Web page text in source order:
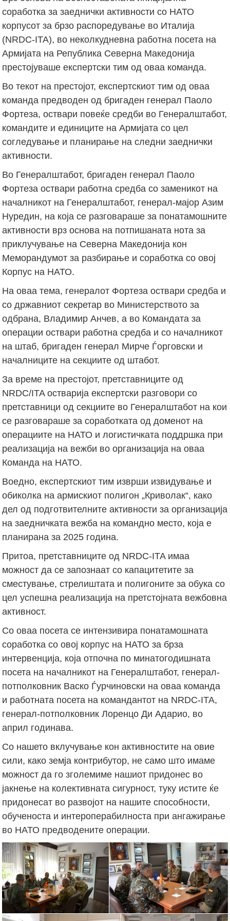
соработка за заеднички активности со НАТО
корпусот за брзо распоредување во Италија
(NRDC-ITA), во неколкудневна работна посета на
Армијата на Република Северна Македонија
престојуваше експертски тим од оваа команда.
Во текот на престојот, експертскиот тим од оваа
команда предводен од бригаден генерал Паоло
Фортеза, оствари повеќе средби во Генералштабот,
командите и единиците на Армијата со цел
согледување и планирање на следни заеднички
активности.
Во Генералштабот, бригаден генерал Паоло
Фортеза оствари работна средба со заменикот на
началникот на Генералштабот, генерал-мајор Азим
Нуредин, на која се разговараше за понатамошните
активности врз основа на потпишаната нота за
приклучување на Северна Македонија кон
Меморандумот за разбирање и соработка со овој
Корпус на НАТО.
На оваа тема, генералот Фортеза оствари средба и
со државниот секретар во Министерството за
одбрана, Владимир Анчев, а во Командата за
операции оствари работна средба и со началникот
на штаб, бригаден генерал Мирче Ѓорговски и
началниците на секциите од штабот.
За време на престојот, претставниците од
NRDC/ITA остварија експертски разговори со
претставници од секциите во Генералштабот на кои
се разговараше за соработката од доменот на
операциите на НАТО и логистичката поддршка при
реализација на вежби во организација на оваа
Команда на НАТО.
Воедно, експертскиот тим изврши извидување и
обиколка на армискиот полигон „Криволак“, како
дел од подготвителните активности за организација
на заедничката вежба на командно место, која е
планирана за 2025 година.
Притоа, претставниците од NRDC-ITA имаа
можност да се запознаат со капацитетите за
сместување, стрелиштата и полигоните за обука со
цел успешна реализација на претстојната вежбовна
активност.
Со оваа посета се интензивира понатамошната
соработка со овој корпус на НАТО за брза
интервенција, која отпочна по минатогодишната
посета на началникот на Генералштабот, генерал-
потполковник Васко Ѓурчиновски на оваа команда
и работната посета на командантот на NRDC-ITA,
генерал-потполковник Лоренцо Ди Адарио, во
април годинава.
Со нашето вклучување кон активностите на овие
сили, како земја контрибутор, не само што имаме
можност да го зголемиме нашиот придонес во
јакнење на колективната сигурност, туку истите ќе
придонесат во развојот на нашите способности,
обученоста и интероперабилноста при ангажирање
во НАТО предводените операции.